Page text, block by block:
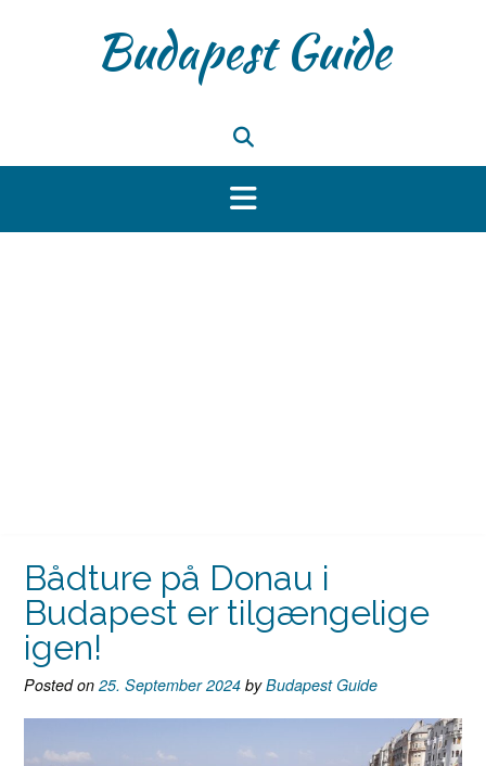
Budapest Guide
Bådture på Donau i
Budapest er tilgængelige
igen!
Posted on 25. September 2024 byBudapest Guide